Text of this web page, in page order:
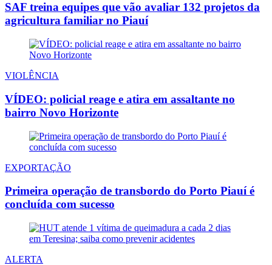
SAF treina equipes que vão avaliar 132 projetos da
agricultura familiar no Piauí
VIOLÊNCIA
VÍDEO: policial reage e atira em assaltante no
bairro Novo Horizonte
EXPORTAÇÃO
Primeira operação de transbordo do Porto Piauí é
concluída com sucesso
ALERTA